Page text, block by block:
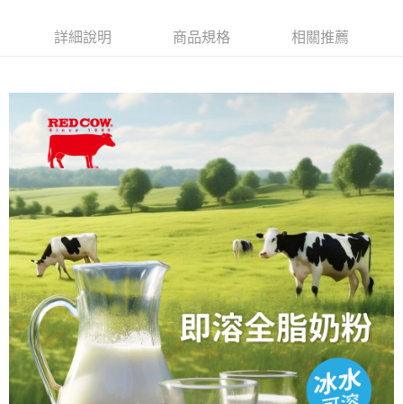
１．透過由恩沛科技股份有限公司提供之「AFTEE先享後付」服務完成之交
https://aftee.tw/terms/#terms3
３．未成年的使用者請事先徵得法定代理人或監護人之同意方可使用
「AFTEE先享後付」，若未經同意申辦者引起之損失，本公司不負相關責
４．使用「AFTEE先享後付」時，將依據個別帳號之用戶狀況，依本公司即
時審查核予不同之上限額度；若仍有額度不足之情形，本公司將視審查結果
請求用戶進行身份認證。
５．嚴禁一人註冊多個帳號或使用他人資訊註冊。若發現惡意使用之情形，
恩沛科技股份有限公司將有權停止該用戶之使用額度並採取法律行動。
詳細說明 商品規格 相關推薦